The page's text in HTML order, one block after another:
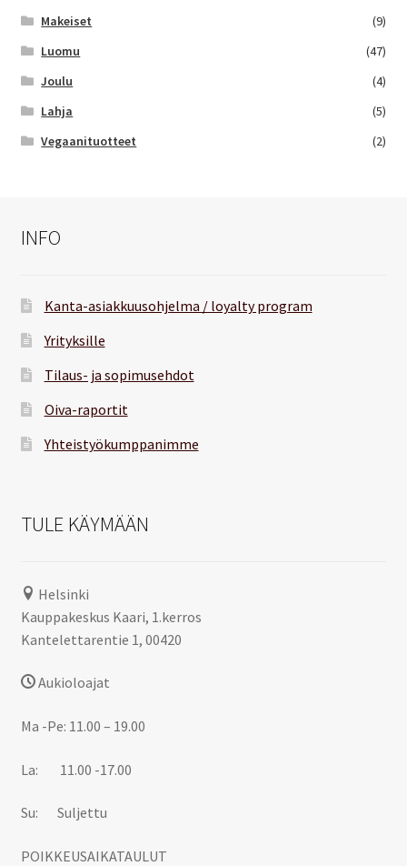
Makeiset
(9)
Luomu
(47)
Joulu
(4)
Lahja
(5)
Vegaanituotteet
(2)
INFO
Kanta-asiakkuusohjelma / loyalty program
Yrityksille
Tilaus- ja sopimusehdot
Oiva-raportit
Yhteistyökumppanimme
TULE KÄYMÄÄN
Helsinki
Kauppakeskus Kaari, 1.kerros
Kantelettarentie 1, 00420
Aukioloajat
Ma -Pe: 11.00 – 19.00
La: 11.00 -17.00
Su: Suljettu
POIKKEUSAIKATAULUT